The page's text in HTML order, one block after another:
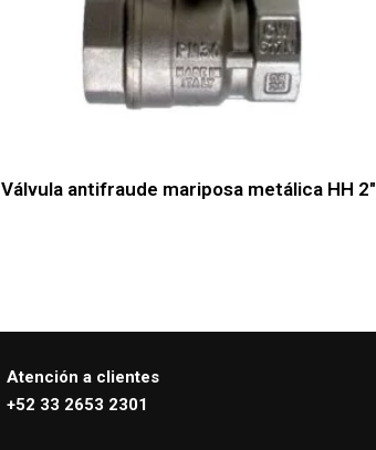
Válvula antifraude mariposa metálica HH 2″
Atención a clientes
+52 33 2653 2301